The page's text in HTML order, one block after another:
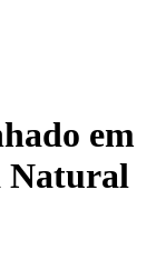
em
Natural